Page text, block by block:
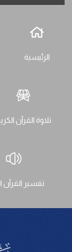
الرئيسية
تلاوة القرآن
تفسير القرآن